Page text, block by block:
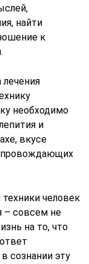
найти
к
необходимо
и
вкусе
человек
– совсем не
на то, что
сознании эту